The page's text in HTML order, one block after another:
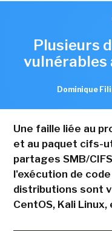
Plusieurs
vulnérables
Dominique
Une faille liée au
et au paquet cifs-
partages SMB/
l'exécution de
distributions sont
CentOS, Kali